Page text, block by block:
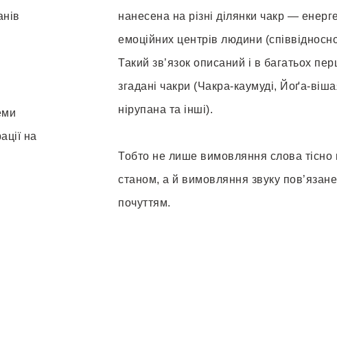
на
нанесена на різні ділянки чакр —
емоційних центрів людини
Такий зв’язок описаний і в багатьох
згадані чакри (Чакра-каумуді, Йоґа-
нірупана та інші).
Тобто не лише вимовляння слова тісно
станом, а й вимовляння звуку
почуттям.